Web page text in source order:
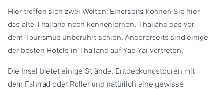
Hier treffen sich zwei Welten: Einerseits können Sie hier
das alte Thailand noch kennenlernen, Thailand das vor
dem Tourismus unberührt schien. Andererseits sind einige
der besten Hotels in Thailand auf Yao Yai vertreten.
Die Insel bietet einige Strände, Entdeckungstouren mit
dem Fahrrad oder Roller und natürlich eine gewisse